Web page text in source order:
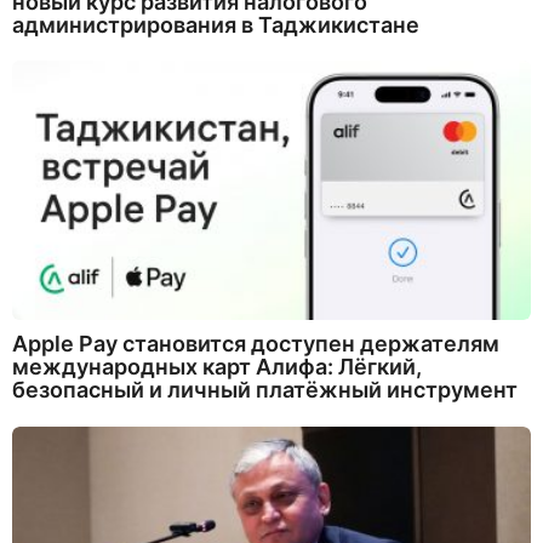
администрирования в Таджикистане
Apple Pay становится доступен держателям
международных карт Алифа: Лёгкий,
безопасный и личный платёжный инструмент